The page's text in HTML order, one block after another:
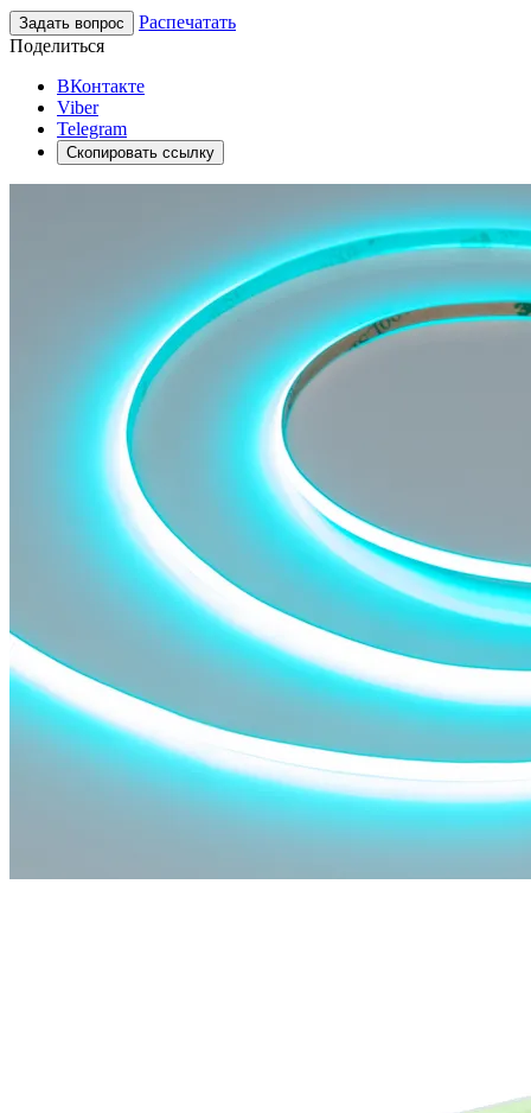
Задать вопрос
Распечатать
Поделиться
ВКонтакте
Viber
Telegram
Скопировать ссылку